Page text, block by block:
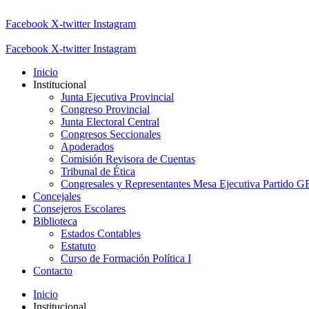
Facebook X-twitter Instagram
Facebook X-twitter Instagram
Inicio
Institucional
Junta Ejecutiva Provincial
Congreso Provincial
Junta Electoral Central
Congresos Seccionales
Apoderados
Comisión Revisora de Cuentas
Tribunal de Ética
Congresales y Representantes Mesa Ejecutiva Partido
Concejales
Consejeros Escolares
Biblioteca
Estados Contables
Estatuto
Curso de Formación Política I
Contacto
Inicio
Institucional